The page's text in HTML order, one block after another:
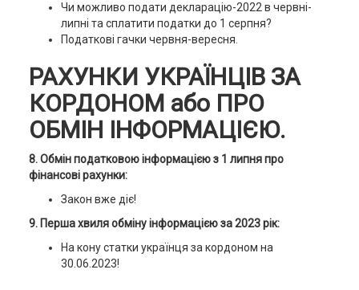
Чи можливо подати декларацію-2022 в червні-
липні та сплатити податки до 1 серпня?
Податкові гачки червня-вересня.
РАХУНКИ УКРАЇНЦІВ ЗА
КОРДОНОМ або ПРО
ОБМІН ІНФОРМАЦІЄЮ.
8. Обмін податковою інформацією з 1 липня про
фінансові рахунки:
Закон вже діє!
9. Перша хвиля обміну інформацією за 2023 рік:
На кону статки українця за кордоном на
30.06.2023!